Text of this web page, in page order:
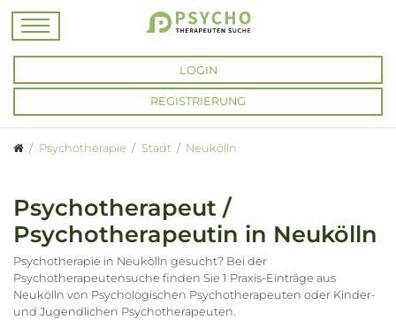
LOGIN
REGISTRIERUNG
Psychotherapie Stadt Neukölln
Psychotherapeut /
Psychotherapeutin in Neukölln
Psychotherapie in Neukölln gesucht? Bei der
Psychotherapeutensuche finden Sie 1 Praxis-Einträge aus
Neukölln von Psychologischen Psychotherapeuten oder Kinder-
und Jugendlichen Psychotherapeuten.